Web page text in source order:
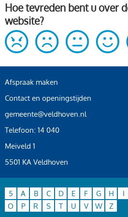
Hoe tevreden bent u over
website?
Afspraak maken
Contact en openingstijden
gemeente@veldhoven.nl
Telefoon: 14 040
Meiveld 1
5501 KA Veldhoven
5 A B C D E F G H I
O
P R S T U V W Z